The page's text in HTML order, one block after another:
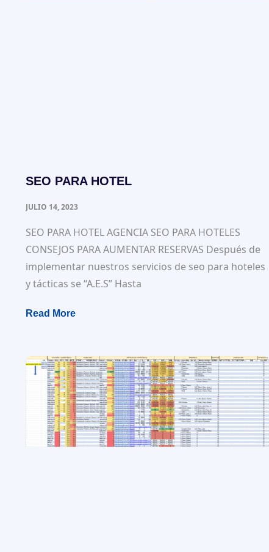
SEO PARA HOTEL
JULIO 14, 2023
SEO PARA HOTEL AGENCIA SEO PARA HOTELES
CONSEJOS PARA AUMENTAR RESERVAS Después de
implementar nuestros servicios de seo para hoteles
y tácticas se “A.E.S” Hasta
Read More